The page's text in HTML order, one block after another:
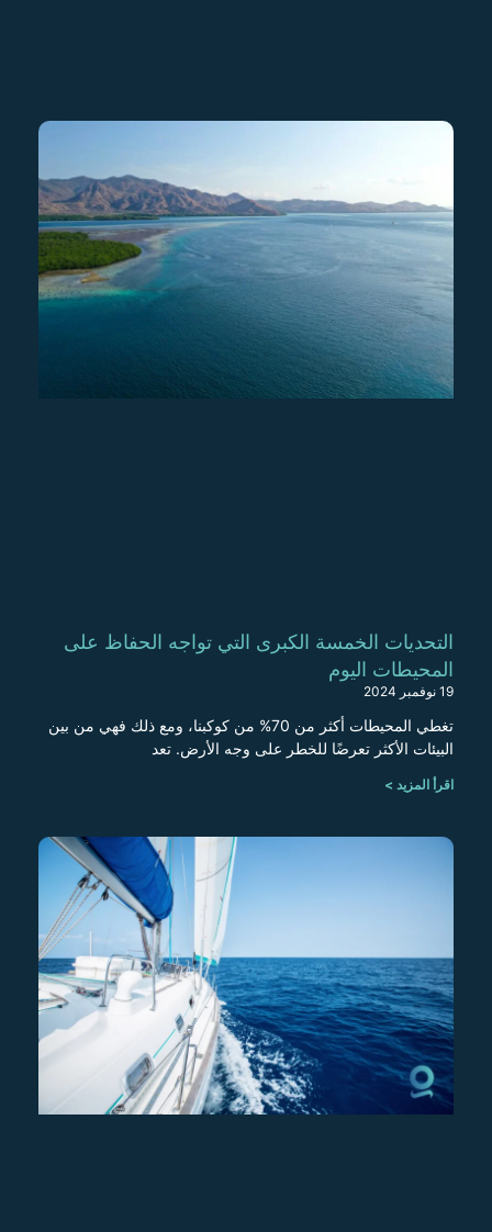
التحديات الخمسة الكبرى التي تواجه الحفاظ على
المحيطات اليوم
19 نوفمبر 2024
تغطي المحيطات أكثر من 70% من كوكبنا، ومع ذلك فهي من بين
البيئات الأكثر تعرضًا للخطر على وجه الأرض. تعد
اقرأ المزيد >